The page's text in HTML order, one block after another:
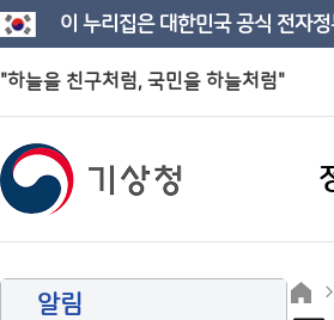
이 누리집은 대한민국 공식 전자
"하늘을 친구처럼, 국민을 하늘처럼"
알림